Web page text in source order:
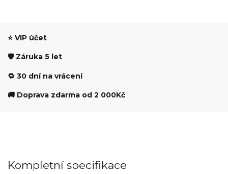
⭐ VIP účet
🛡️ Záruka 5 let
🔁 30 dní na vrácení
🚚 Doprava zdarma od 2 000Kč
Kompletní specifikace